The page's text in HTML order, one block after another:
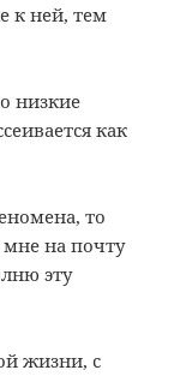
к ней, тем
низкие
как
то
на почту
эту
жизни, с